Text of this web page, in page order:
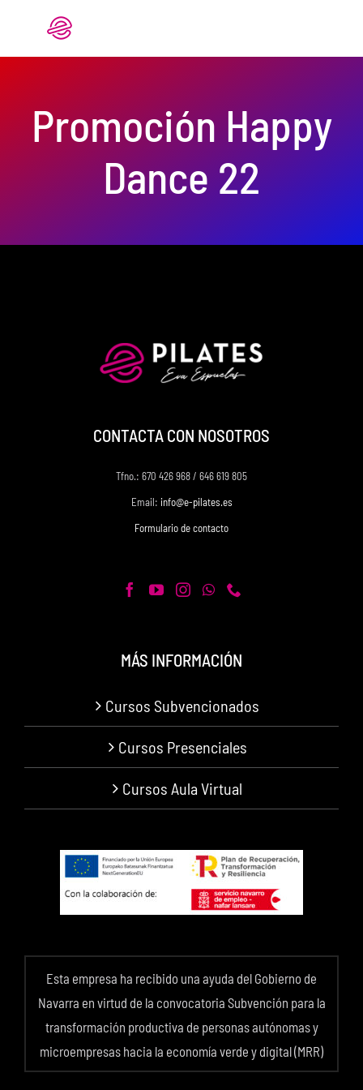
contenido
Promoción Happy
Dance 22
CONTACTA CON NOSOTROS
Tfno.: 670 426 968 / 646 619 805
Email: info@e-pilates.es
Formulario de contacto
MÁS INFORMACIÓN
Cursos Subvencionados
Cursos Presenciales
Cursos Aula Virtual
Esta empresa ha recibido una ayuda del Gobierno de
Navarra en virtud de la convocatoria Subvención para la
transformación productiva de personas autónomas y
microempresas hacia la economía verde y digital (MRR)